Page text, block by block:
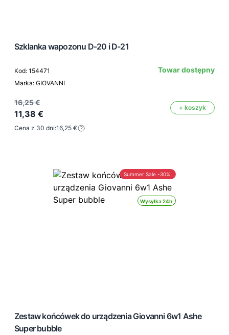
Szklanka wapozonu D-20 i D-21
Kod: 154471
Marka: GIOVANNI
Towar dostępny
16,25 €
11,38 €
+ koszyk
Cena z 30 dni:16,25 €
Wysyłka 24h
Summer Sale -30%
Zestaw końcówek do urządzenia Giovanni 6w1 Ashe
Super bubble